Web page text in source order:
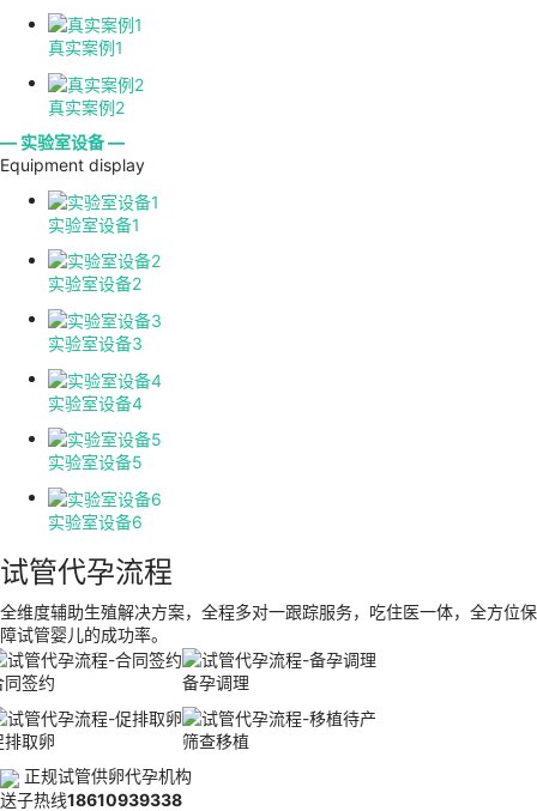
真实案例1
真实案例2
— 实验室设备 —
Equipment display
实验室设备1
实验室设备2
实验室设备3
实验室设备4
实验室设备5
实验室设备6
试管代孕流程
全维度辅助生殖解决方案，全程多对一跟踪服务，吃住医一体，全方位保
障试管婴儿的成功率。
同签约 备孕调理
排取卵
筛查移植
正规试管供卵代孕机构
送子热线18610939338